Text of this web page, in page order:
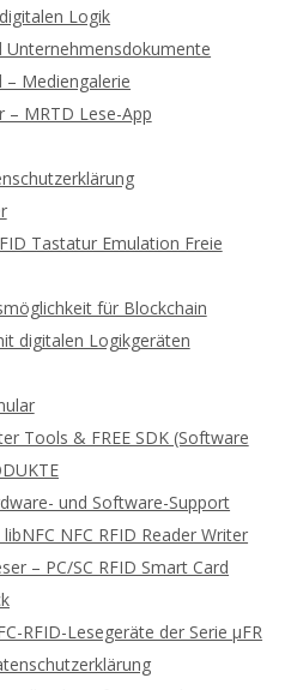
Logik
Unternehmensdokumente
Mediengalerie
– MRTD Lese-App
Tastatur Emulation Freie
für Blockchain
digitalen Logikgeräten
Tools & FREE SDK (Software
und Software-Support
NFC RFID Reader Writer
– PC/SC RFID Smart Card
RFID-Lesegeräte der Serie μFR